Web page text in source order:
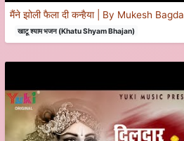
मैंने झोली फैला दी कन्हैया | By Mukesh Bagda
खाटू श्याम भजन (Khatu Shyam Bhajan)